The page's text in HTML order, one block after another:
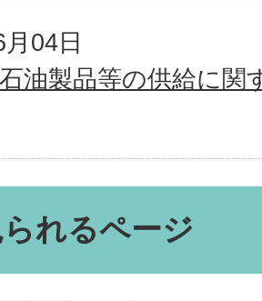
04日
油製品等の供給に関
れるページ